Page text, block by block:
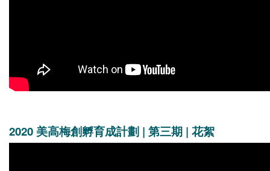
2020 美高梅創孵育成計劃 | 第三期 | 花絮